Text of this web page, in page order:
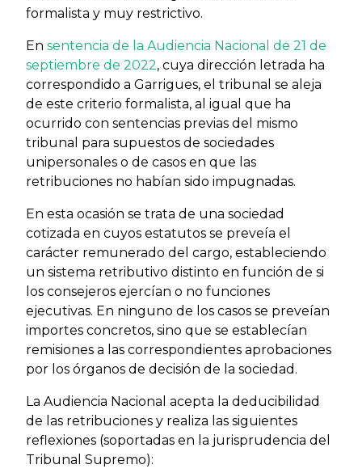
formalista y muy restrictivo.
En sentencia de la Audiencia Nacional de 21 de
septiembre de 2022, cuya dirección letrada ha
correspondido a Garrigues, el tribunal se aleja
de este criterio formalista, al igual que ha
ocurrido con sentencias previas del mismo
tribunal para supuestos de sociedades
unipersonales o de casos en que las
retribuciones no habían sido impugnadas.
En esta ocasión se trata de una sociedad
cotizada en cuyos estatutos se preveía el
carácter remunerado del cargo, estableciendo
un sistema retributivo distinto en función de si
los consejeros ejercían o no funciones
ejecutivas. En ninguno de los casos se preveían
importes concretos, sino que se establecían
remisiones a las correspondientes aprobaciones
por los órganos de decisión de la sociedad.
La Audiencia Nacional acepta la deducibilidad
de las retribuciones y realiza las siguientes
reflexiones (soportadas en la jurisprudencia del
Tribunal Supremo):